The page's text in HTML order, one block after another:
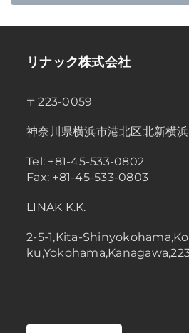
リナック株式会社
〒223-0059
神奈川県横浜市港北区北新横
Tel: +81-45-533-0802
Fax: +81-45-533-0803
LINAK K.K.
2-5-1,Kita-